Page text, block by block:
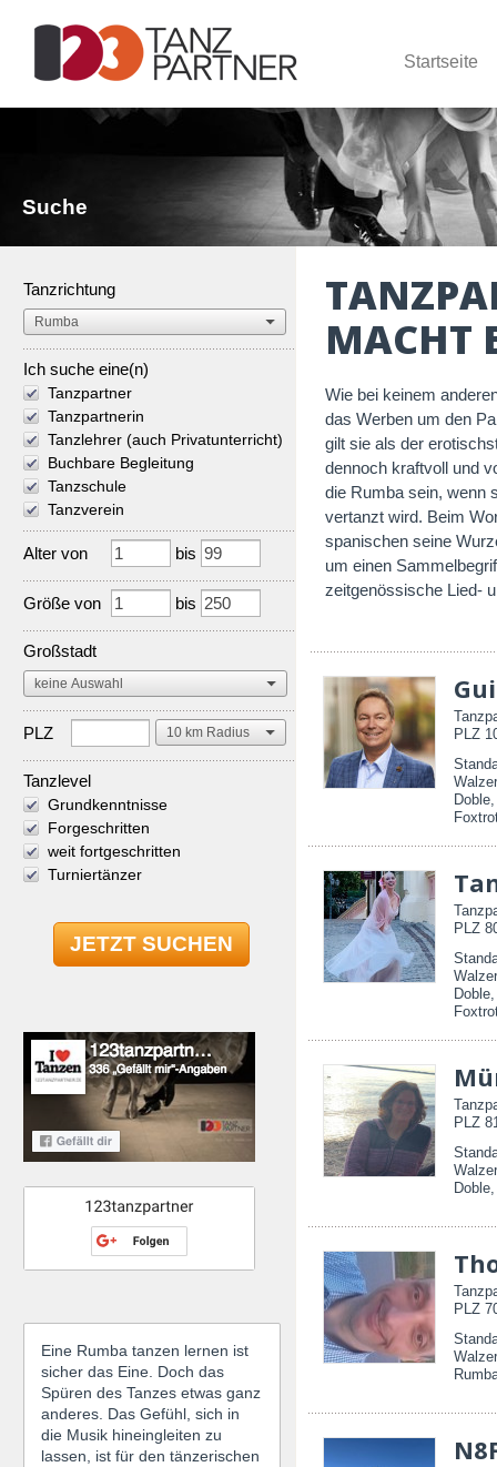
Startseite
Suche
Tanzrichtung
Ich suche eine(n)
Tanzpartner
Tanzpartnerin
Tanzlehrer (auch Privatunterricht)
Buchbare Begleitung
Tanzschule
Tanzverein
Alter von bis
Größe von bis
Großstadt
PLZ
Tanzlevel
Grundkenntnisse
Forgeschritten
weit fortgeschritten
Turniertänzer
Eine Rumba tanzen lernen ist
sicher das Eine. Doch das
Spüren des Tanzes etwas ganz
anderes. Das Gefühl, sich in
die Musik hineingleiten zu
lassen, ist für den tänzerischen
MACHT
Wie bei keinem
das Werben um den
gilt sie als der
dennoch kraftvoll und
die Rumba sein, wenn
vertanzt wird. Beim
spanischen seine
um einen
zeitgenössische Lied-
PLZ
PLZ
PLZ
PLZ